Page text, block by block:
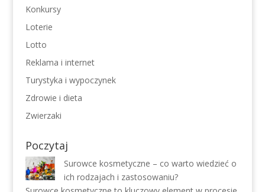
Konkursy
Loterie
Lotto
Reklama i internet
Turystyka i wypoczynek
Zdrowie i dieta
Zwierzaki
Poczytaj
Surowce kosmetyczne – co warto wiedzieć o
ich rodzajach i zastosowaniu?